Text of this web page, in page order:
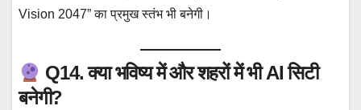
Vision 2047” का प्रमुख स्तंभ भी बनेगी।
Q14. क्या भविष्य में और शहरों में भी AI सिटी
बनेगी?